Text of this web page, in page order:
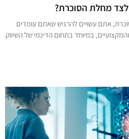
מחלת הסוכרת?
אתם עשויים להרגיש שאתם עומדים
במיוחד בתחום הדינמי של השיווק